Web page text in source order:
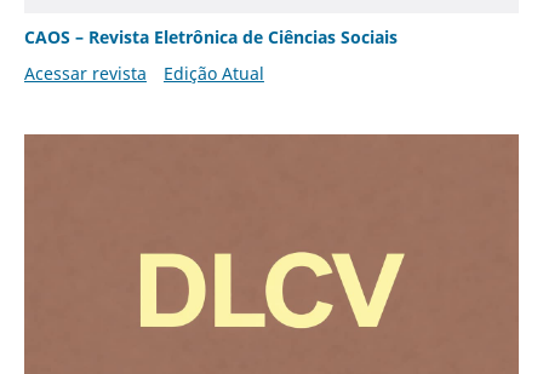
CAOS – Revista Eletrônica de Ciências Sociais
Acessar revista
Edição Atual